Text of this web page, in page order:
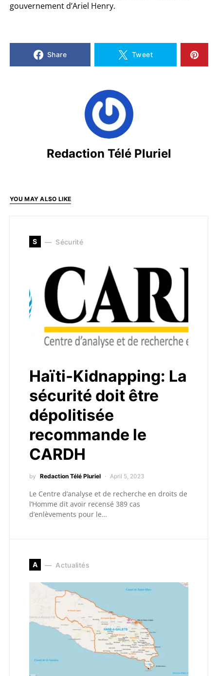
gouvernement d’Ariel Henry.
Share Tweet
Redaction Télé Pluriel
YOU MAY ALSO LIKE
S Sécurité
Haïti-Kidnapping: La
sécurité doit être
dépolitisée
recommande le
CARDH
by Redaction Télé Pluriel April 5, 2023
Le Centre d’analyse et de recherche en droits de
l’Homme dit avoir recensé 389 cas
d’enlèvements pour le…
A Actualités